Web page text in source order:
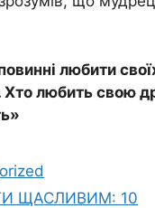
любити
Хто любить свою
ЩАСЛИВИМ: 10